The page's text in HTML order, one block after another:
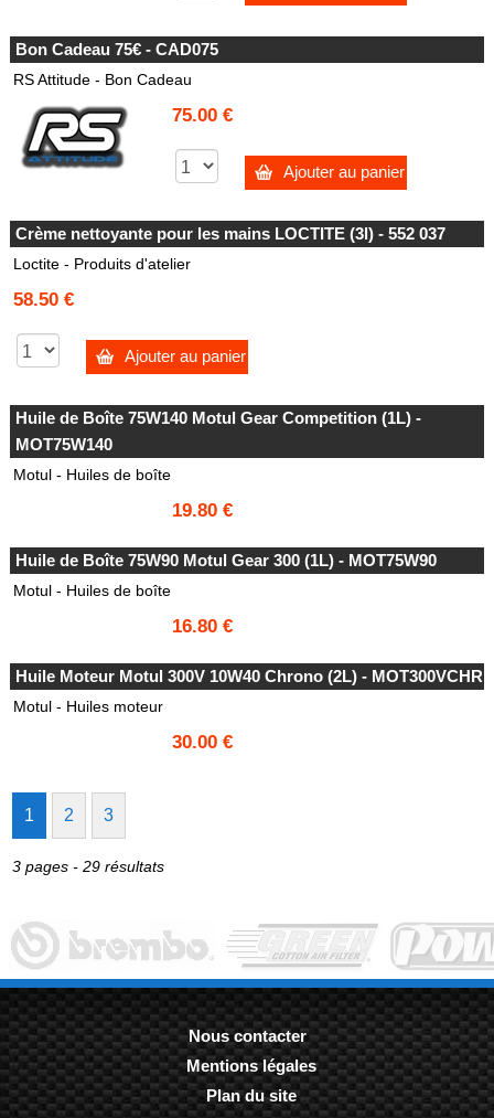
Bon Cadeau 75€ - CAD075
RS Attitude - Bon Cadeau
75.00 €
Ajouter au panier
Crème nettoyante pour les mains LOCTITE (3l) - 552 037
Loctite - Produits d'atelier
58.50 €
Ajouter au panier
Huile de Boîte 75W140 Motul Gear Competition (1L) -
MOT75W140
Motul - Huiles de boîte
19.80 €
Huile de Boîte 75W90 Motul Gear 300 (1L) - MOT75W90
Motul - Huiles de boîte
16.80 €
Huile Moteur Motul 300V 10W40 Chrono (2L) - MOT300VCHR
Motul - Huiles moteur
30.00 €
1 2 3
3 pages - 29 résultats
Nous contacter
-Mentions légales
-Plan du site